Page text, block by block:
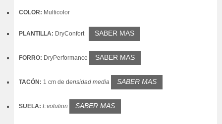
COLOR: Multicolor
PLANTILLA: DryConfort SABER MAS
FORRO: DryPerformance SABER MAS
TACÓN: 1 cm de densidad media SABER MAS
SUELA: Evolution SABER MAS